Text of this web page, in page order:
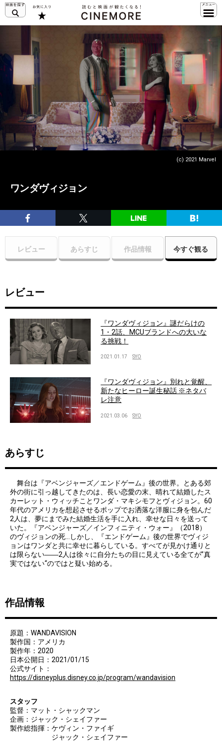
(c) 2021 Marvel
ワンダヴィジョン
レビュー あらすじ 作品情報 今すぐ観る
レビュー
『ワンダヴィジョン』謎だらけの
1・2話、MCUブランドへの大いな
る挑戦！
2021.01.17 SYO
『ワンダヴィジョン』別れと覚醒、
新たなヒーロー誕生秘話 ※ネタバ
レ注意
2021.03.06 SYO
あらすじ
舞台は『アベンジャーズ／エンドゲーム』後の世界。とある郊
外の街に引っ越してきたのは、長い恋愛の末、晴れて結婚したス
カーレット・ウィッチことワンダ・マキシモフとヴィジョン。60
年代のアメリカを想起させるポップでお洒落な洋服に身を包んだ
2人は、夢にまでみた結婚生活を手に入れ、幸せな日々を送って
いた。『アベンジャーズ／インフィニティ・ウォー』（2018）
のヴィジョンの死…しかし、『エンドゲーム』後の世界でヴィジ
ョンはワンダと共に幸せに暮らしている。すべてが見かけ通りと
は限らない――2人は徐々に自分たちの目に見えている全てが”真
実ではない“のではと疑い始める。
作品情報
原題：WANDAVISION
製作国：アメリカ
製作年：2020
日本公開日：2021/01/15
公式サイト：
https://disneyplus.disney.co.jp/program/wandavision
スタッフ
監督：マット・シャックマン
企画：ジャック・シェイファー
製作総指揮：ケヴィン・ファイギ
ジャック・シェイファー